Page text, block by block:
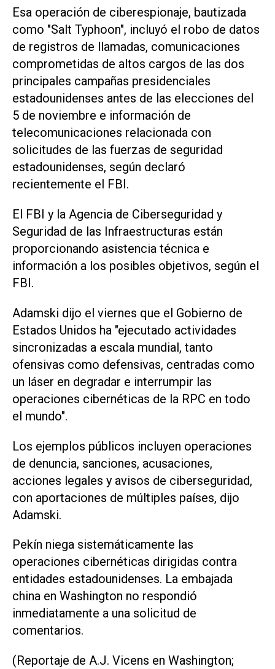
Esa operación de ciberespionaje, bautizada
como "Salt Typhoon", incluyó el robo de datos
de registros de llamadas, comunicaciones
comprometidas de altos cargos de las dos
principales campañas presidenciales
estadounidenses antes de las elecciones del
5 de noviembre e información de
telecomunicaciones relacionada con
solicitudes de las fuerzas de seguridad
estadounidenses, según declaró
recientemente el FBI.
El FBI y la Agencia de Ciberseguridad y
Seguridad de las Infraestructuras están
proporcionando asistencia técnica e
información a los posibles objetivos, según el
FBI.
Adamski dijo el viernes que el Gobierno de
Estados Unidos ha "ejecutado actividades
sincronizadas a escala mundial, tanto
ofensivas como defensivas, centradas como
un láser en degradar e interrumpir las
operaciones cibernéticas de la RPC en todo
el mundo".
Los ejemplos públicos incluyen operaciones
de denuncia, sanciones, acusaciones,
acciones legales y avisos de ciberseguridad,
con aportaciones de múltiples países, dijo
Adamski.
Pekín niega sistemáticamente las
operaciones cibernéticas dirigidas contra
entidades estadounidenses. La embajada
china en Washington no respondió
inmediatamente a una solicitud de
comentarios.
(Reportaje de A.J. Vicens en Washington;